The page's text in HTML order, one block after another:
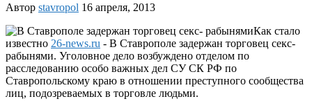
Автор stavropol 16 апреля, 2013
Как стало
известно 26-news.ru - В Ставрополе задержан торговец секс-
рабынями. Уголовное дело возбуждено отделом по
расследованию особо важных дел СУ СК РФ по
Ставропольскому краю в отношении преступного сообщества
лиц, подозреваемых в торговле людьми.